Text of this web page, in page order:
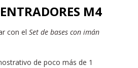
M4
con el Set de bases con imán
de poco más de 1